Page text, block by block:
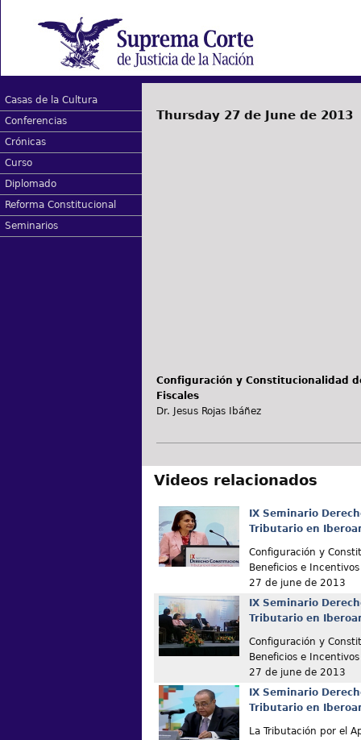
Casas de la Cultura
Conferencias
Crónicas
Curso
Diplomado
Reforma Constitucional
Seminarios
Thursday 27 de June de 2013
Configuración y Constitucionalidad
Fiscales
Dr. Jesus Rojas Ibáñez
Videos relacionados
IX Seminario
Tributario en
Configuración y
Beneficios e Incentivos
27 de june de 2013
IX Seminario
Tributario en
Configuración y
Beneficios e Incentivos
27 de june de 2013
IX Seminario
Tributario en
La Tributación por el